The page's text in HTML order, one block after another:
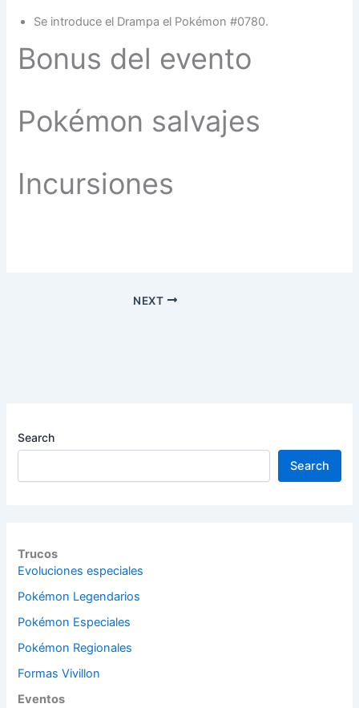
Se introduce el Drampa el Pokémon #0780.
Bonus del evento
Pokémon salvajes
Incursiones
NEXT
Search
Search
Trucos
Evoluciones especiales
Pokémon Legendarios
Pokémon Especiales
Pokémon Regionales
Formas Vivillon
Eventos